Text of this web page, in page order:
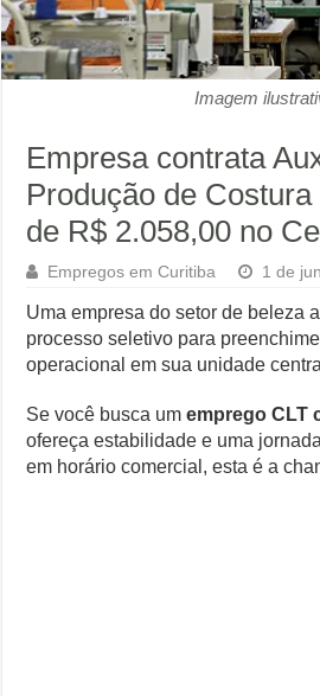
Imagem
Empresa contrata
Produção de
de R$ 2.058,00 no
Empregos em Curitiba 1 de
Uma empresa do setor de beleza
processo seletivo para
operacional em sua unidade
Se você busca umemprego CLT
ofereça estabilidade e uma
em horário comercial, esta é a